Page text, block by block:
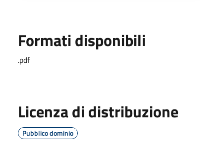
Formati disponibili
.pdf
Licenza di distribuzione
Pubblico dominio